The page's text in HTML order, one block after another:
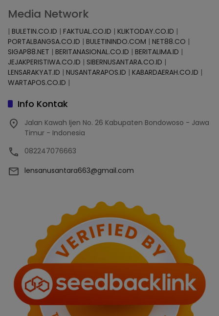
Media Network
| BULETIN.CO.ID | FAKTUAL.CO.ID | KLIKTODAY.CO.ID |
PORTALBANGSA.CO.ID | BULETININDO.COM | NET88.CO |
SIGAP88.NET | BERITANASIONAL.CO.ID | BERITALIMA.ID |
JEJAKPERISTIWA.CO.ID | SIBERNUSANTARA.CO.ID |
LENSARAKYAT.ID | NUSANTARAPOS.ID | KABARDAERAH.CO.ID |
WARTAPOS.CO.ID |
Info Kontak
Jalan Kawah Ijen No. 26 Kabupaten Bondowoso - Jawa
Timur - Indonesia
082247076663
lensanusantara663@gmail.com